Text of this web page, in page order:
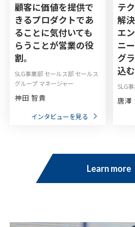
顧客に価値を提供で
きるプロダクトであ
ることに気付いても
らうことが営業の役
割。
SLG事業部 セールス部 セールス
グループ マネージャー
神田 智貴
インタビューを見る
テ
解
エ
ニ
グ
込
SLG
唐澤
Learn more